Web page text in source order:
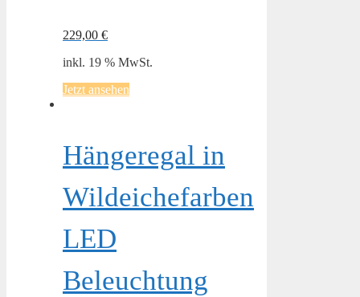
229,00 €
inkl. 19 % MwSt.
Jetzt ansehen
Hängeregal in
Wildeichefarben
LED
Beleuchtung